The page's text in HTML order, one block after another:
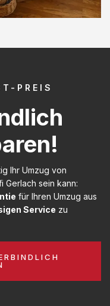
PREIS
Ihr Umzug von
Gerlach sein kann:
für Ihren Umzug aus
Service zu